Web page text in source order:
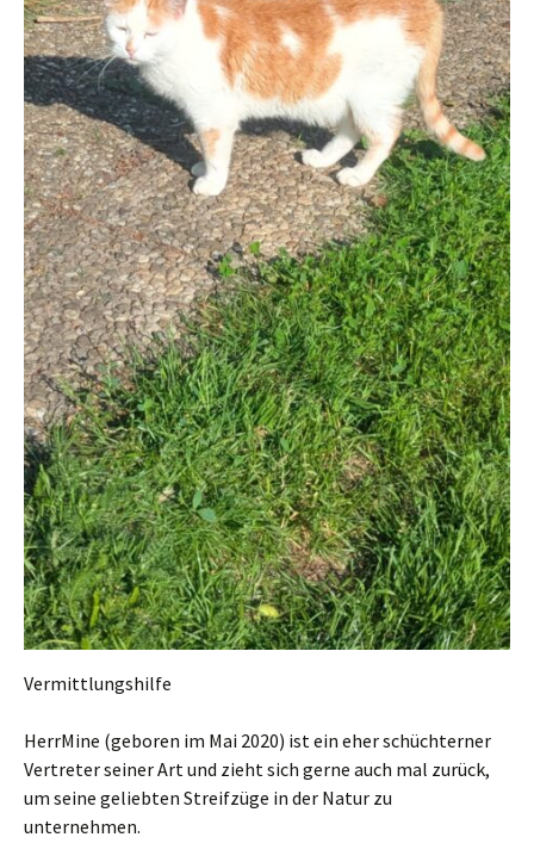
Vermittlungshilfe
HerrMine (geboren im Mai 2020) ist ein eher schüchterner
Vertreter seiner Art und zieht sich gerne auch mal zurück,
um seine geliebten Streifzüge in der Natur zu
unternehmen.